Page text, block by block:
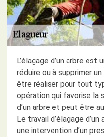
L’élagage d’un arbre
réduire ou à supprimer
être réaliser pour tout
opération qui favorise la
d’un arbre et peut être
Le travail d’élagage
une intervention d’un